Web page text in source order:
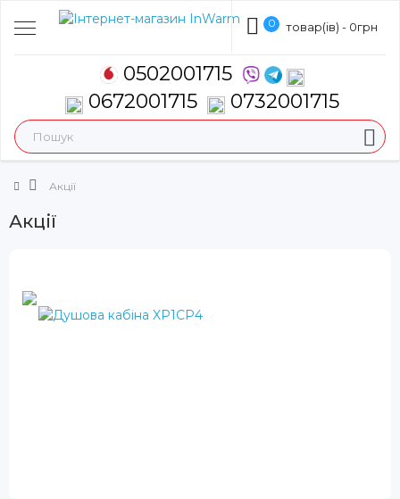
0 товар(ів) - 0грн
0502001715
0672001715
0732001715
Акції
Акції